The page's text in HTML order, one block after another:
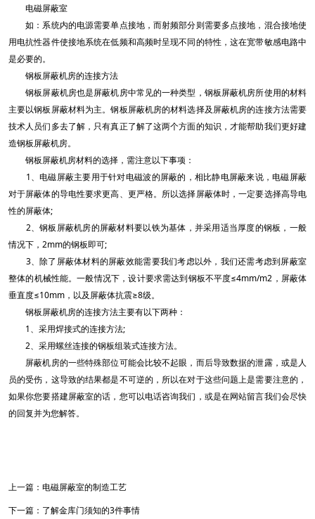
电磁屏蔽室
如：系统内的电源需要单点接地，而射频部分则需要多点接地，混合接地使
用电抗性器件使接地系统在低频和高频时呈现不同的特性，这在宽带敏感电路中
是必要的。
钢板屏蔽机房的连接方法
钢板屏蔽机房也是屏蔽机房中常见的一种类型，钢板屏蔽机房所使用的材料
主要以钢板屏蔽材料为主。钢板屏蔽机房的材料选择及屏蔽机房的连接方法需要
技术人员们多去了解，只有真正了解了这两个方面的知识，才能帮助我们更好建
造钢板屏蔽机房。
钢板屏蔽机房材料的选择，需注意以下事项：
1、电磁屏蔽主要用于针对电磁波的屏蔽的，相比静电屏蔽来说，电磁屏蔽
对于屏蔽体的导电性要求更高、更严格。所以选择屏蔽体时，一定要选择高导电
性的屏蔽体;
2、钢板屏蔽机房的屏蔽材料要以铁为基体，并采用适当厚度的钢板，一般
情况下，2mm的钢板即可;
3、除了屏蔽体材料的屏蔽效能需要我们考虑以外，我们还需考虑到屏蔽室
整体的机械性能。一般情况下，设计要求需达到钢板不平度≤4mm/m2，屏蔽体
垂直度≤10mm，以及屏蔽体抗震≥8级。
钢板屏蔽机房的连接方法主要有以下两种：
1、采用焊接式的连接方法;
2、采用螺丝连接的钢板组装式连接方法。
屏蔽机房的一些特殊部位可能会比较不起眼，而后导致数据的泄露，或是人
员的受伤，这导致的结果都是不可逆的，所以在对于这些问题上是需要注意的，
如果你您要搭建屏蔽室的话，您可以电话咨询我们，或是在网站留言我们会尽快
的回复并为您解答。
上一篇： 电磁屏蔽室的制造工艺
下一篇： 了解金库门须知的3件事情